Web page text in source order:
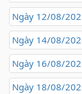
Ngày 12/08/
Ngày 14/08/
Ngày 16/08/
Ngày 18/08/